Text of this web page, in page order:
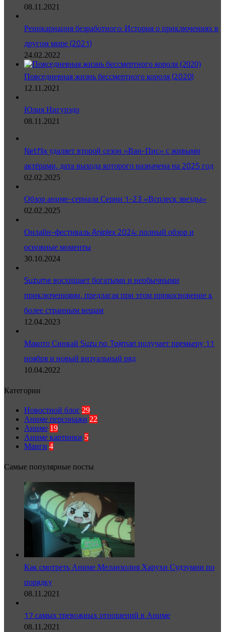
08.11.2021
Реинкарнация безработного: История о приключениях в
другом мире (2021)
24.02.2022
Повседневная жизнь бессмертного короля (2020)
12.11.2021
Юлия Нигурэдо
08.11.2021
Netflix удаляет второй сезон «Ван-Пис» с живыми
актёрами, дата выхода которого назначена на 2025 год
02.02.2025
Обзор аниме-сериала Серии 1-23 «Всплеск звезды»
02.02.2025
Онлайн-фестиваль Aniplex 2024: полный обзор и
основные моменты
30.10.2024
Suzume восхищает богатыми и необычными
приключениями, предлагая при этом прикосновение к
более странным вещам
12.04.2023
Макото Синкай Suzu no Tojimari получает премьеру 11
ноября и новый визуальный ряд
10.04.2022
Категории
Новостной блог 29
Аниме персонажи 22
Аниме 19
Аниме картинки 5
Манги 4
Самые популярные посты
Как смотреть Аниме Меланхолия Харухи Судзумии по
порядку
08.11.2021
17 самых тревожных отношений в Аниме
08.11.2021